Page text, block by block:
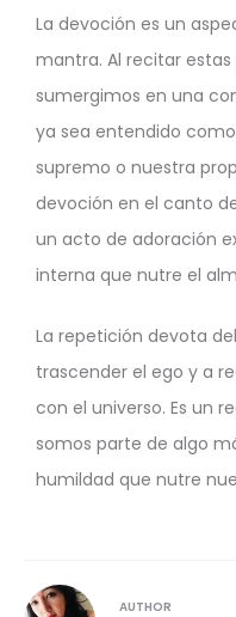
La devoción es un
mantra. Al recitar estas
sumergimos en una
ya sea entendido
supremo o nuestra
devoción en el canto
un acto de adoración
interna que nutre el
La repetición devota
trascender el ego y a
con el universo. Es un
somos parte de algo
humildad que nutre
AUTHOR